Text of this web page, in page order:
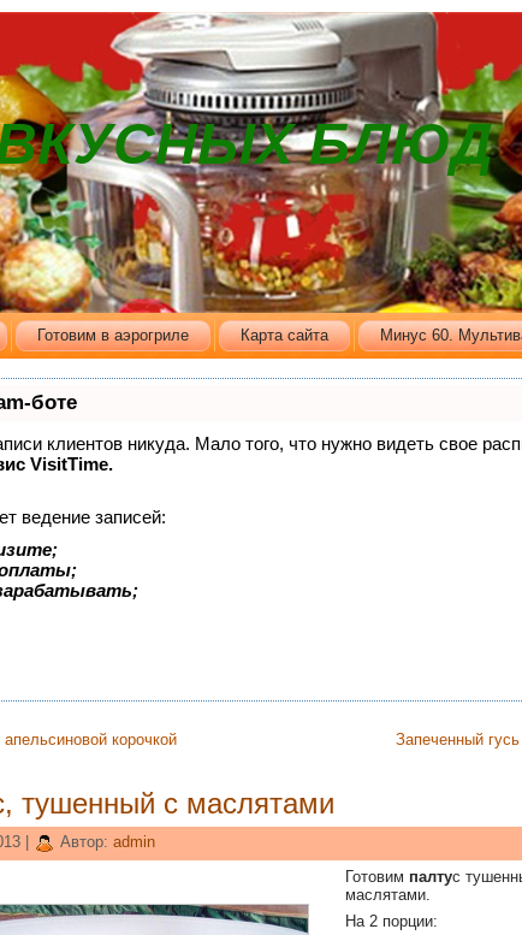
ВКУСНЫХ БЛЮД
Готовим в аэрогриле Карта сайта Минус 60.
боте
клиентов никуда. Мало того, что нужно видеть свое
VisitTime.
ведение записей:
корочкой Запеченный
тушенный с маслятами
| Автор: admin
Готовим палтус
маслятами.
На 2 порции: